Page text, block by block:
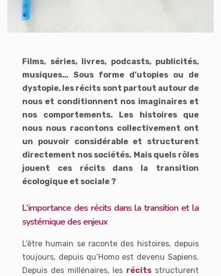
Films, séries, livres, podcasts, publicités,
musiques… Sous forme d’utopies ou de
dystopie, les récits sont partout autour de
nous et conditionnent nos imaginaires et
nos comportements. Les histoires que
nous nous racontons collectivement ont
un pouvoir considérable et structurent
directement nos sociétés. Mais quels rôles
jouent ces récits dans la transition
écologique et sociale ?
L’importance des récits dans la transition et la
systémique des enjeux
L’être humain se raconte des histoires, depuis
toujours, depuis qu’Homo est devenu Sapiens.
Depuis des millénaires, les récits structurent